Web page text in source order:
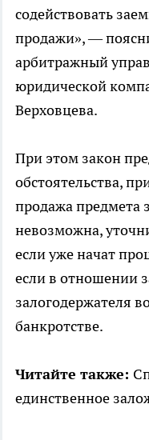
содействовать
продажи», —
арбитражный
юридической
Верховцева.
При этом закон
обстоятельства,
продажа предмета
невозможна,
если уже начат
если в отношении
залогодержателя
банкротстве.
Читайте также:
единственное